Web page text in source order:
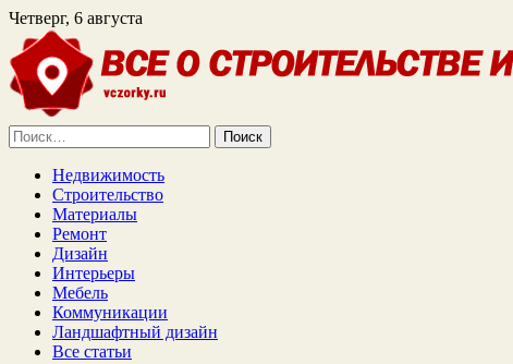
Четверг, 6 августа
Найти:
Недвижимость
Строительство
Материалы
Ремонт
Дизайн
Интерьеры
Мебель
Коммуникации
Ландшафтный дизайн
Все статьи